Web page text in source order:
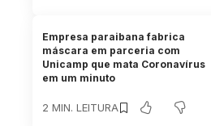
Empresa paraibana fabrica
máscara em parceria com
Unicamp que mata Coronavírus
em um minuto
2 MIN. LEITURA